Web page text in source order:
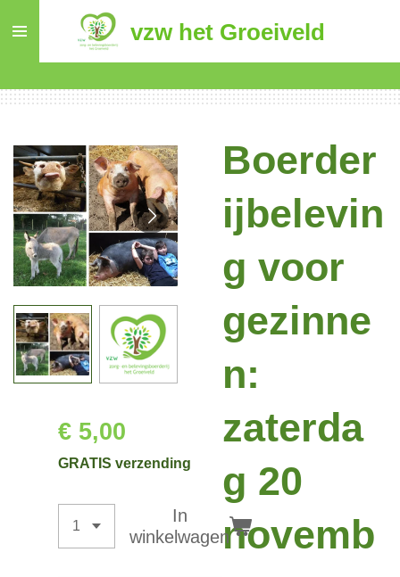
de
vzw het Groeiveld
Boerder
ijbelevin
g voor
gezinne
n:
zaterda
g 20
novemb
€ 5,00
GRATIS verzending
In
winkelwagen